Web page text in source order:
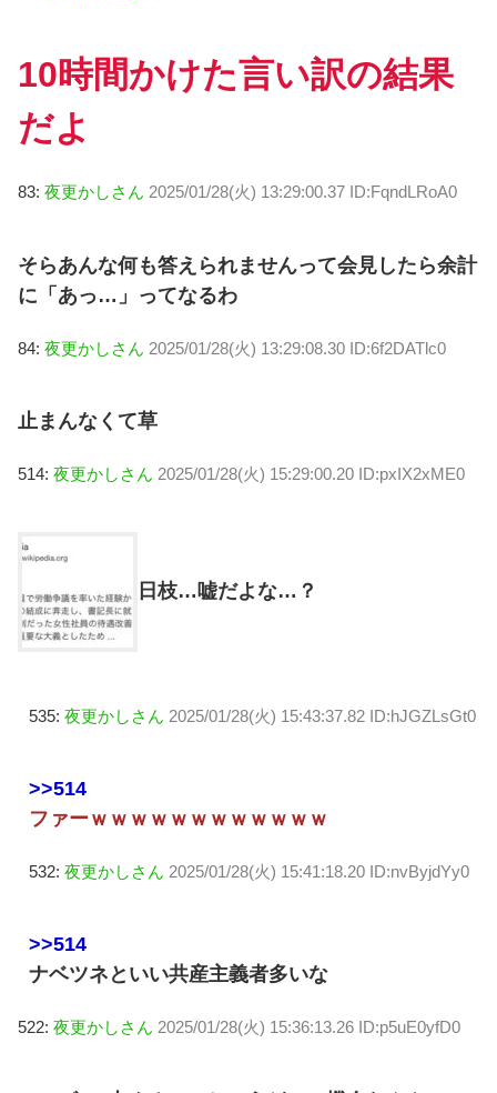
10時間かけた言い訳の結果
だよ
83: 夜更かしさん 2025/01/28(火) 13:29:00.37 ID:FqndLRoA0
そらあんな何も答えられませんって会見したら余計
に「あっ…」ってなるわ
84: 夜更かしさん 2025/01/28(火) 13:29:08.30 ID:6f2DATlc0
止まんなくて草
514: 夜更かしさん 2025/01/28(火) 15:29:00.20 ID:pxIX2xME0
日枝…嘘だよな…？
535: 夜更かしさん 2025/01/28(火) 15:43:37.82 ID:hJGZLsGt0
>>514
ファーｗｗｗｗｗｗｗｗｗｗｗｗ
532: 夜更かしさん 2025/01/28(火) 15:41:18.20 ID:nvByjdYy0
>>514
ナベツネといい共産主義者多いな
522: 夜更かしさん 2025/01/28(火) 15:36:13.26 ID:p5uE0yfD0